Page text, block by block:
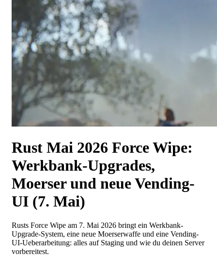
Rust Mai 2026 Force Wipe:
Werkbank-Upgrades,
Moerser und neue Vending-
UI (7. Mai)
Rusts Force Wipe am 7. Mai 2026 bringt ein Werkbank-
Upgrade-System, eine neue Moerserwaffe und eine Vending-
UI-Ueberarbeitung: alles auf Staging und wie du deinen Server
vorbereitest.